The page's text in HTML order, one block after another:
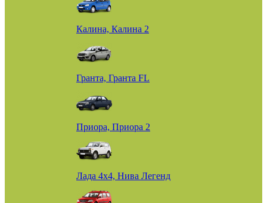
Калина, Калина 2
Гранта, Гранта FL
Приора, Приора 2
Лада 4х4, Нива Легенд